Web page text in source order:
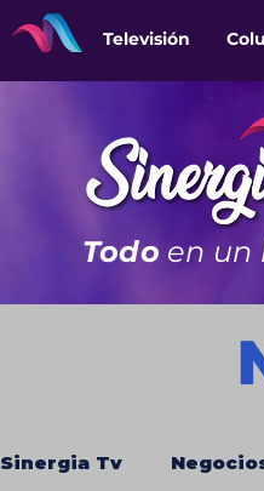
Televisión
Todo en un
Sinergia Tv